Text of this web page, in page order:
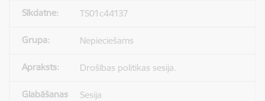
TS01c44137
Nepieciešams
Drošības politikas sesija.
Sesija